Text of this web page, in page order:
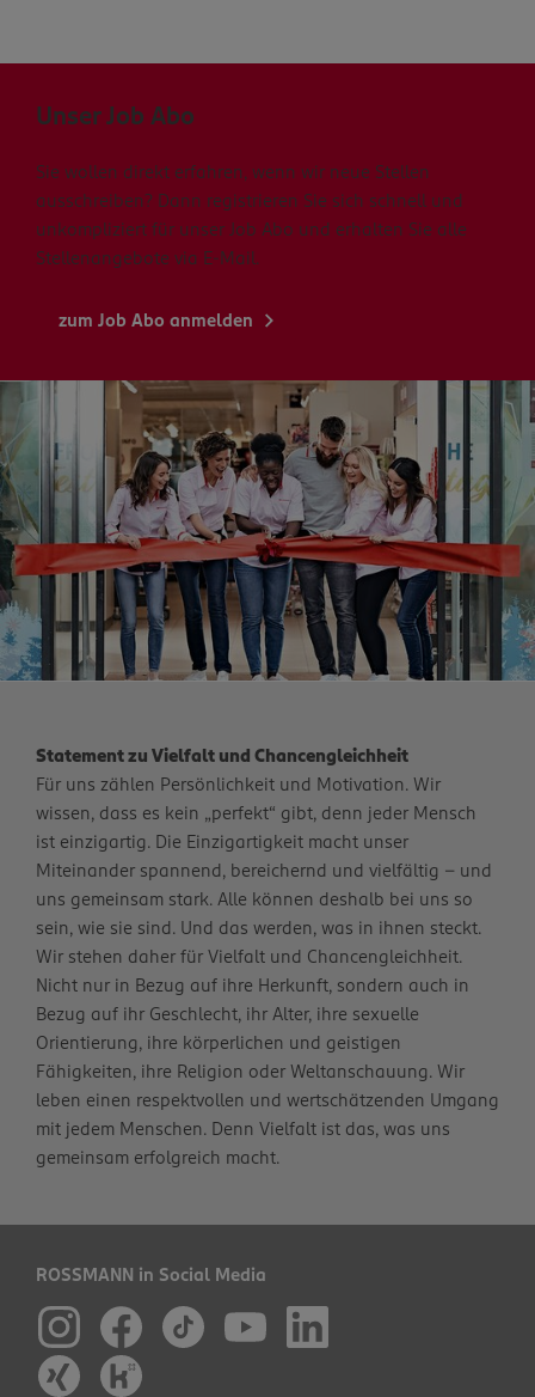
Unser Job Abo
Sie wollen direkt erfahren, wenn wir neue Stellen
ausschreiben? Dann registrieren Sie sich schnell und
unkompliziert für unser Job Abo und erhalten Sie alle
Stellenangebote via E-Mail.
zum Job Abo anmelden
Statement zu Vielfalt und Chancengleichheit
Für uns zählen Persönlichkeit und Motivation. Wir
wissen, dass es kein „perfekt“ gibt, denn jeder Mensch
ist einzigartig. Die Einzigartigkeit macht unser
Miteinander spannend, bereichernd und vielfältig – und
uns gemeinsam stark. Alle können deshalb bei uns so
sein, wie sie sind. Und das werden, was in ihnen steckt.
Wir stehen daher für Vielfalt und Chancengleichheit.
Nicht nur in Bezug auf ihre Herkunft, sondern auch in
Bezug auf ihr Geschlecht, ihr Alter, ihre sexuelle
Orientierung, ihre körperlichen und geistigen
Fähigkeiten, ihre Religion oder Weltanschauung. Wir
leben einen respektvollen und wertschätzenden Umgang
mit jedem Menschen. Denn Vielfalt ist das, was uns
gemeinsam erfolgreich macht.
ROSSMANN in Social Media